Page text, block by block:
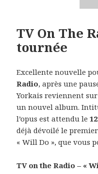
TV On The
tournée
Excellente nouvelle
Radio, après une
Yorkais reviennent
un nouvel album.
l’opus est attendu le
déjà dévoilé le
« Will Do », que vous
TV on the Radio – «